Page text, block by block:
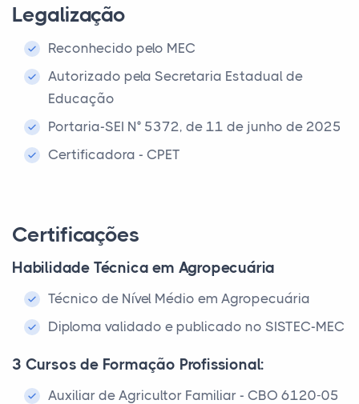
Legalização
Reconhecido pelo MEC
Autorizado pela Secretaria Estadual de
Educação
Portaria-SEI N° 5372, de 11 de junho de 2025
Certificadora - CPET
Certificações
Habilidade Técnica em Agropecuária
Técnico de Nível Médio em Agropecuária
Diploma validado e publicado no SISTEC-MEC
3 Cursos de Formação Profissional:
Auxiliar de Agricultor Familiar - CBO 6120-05